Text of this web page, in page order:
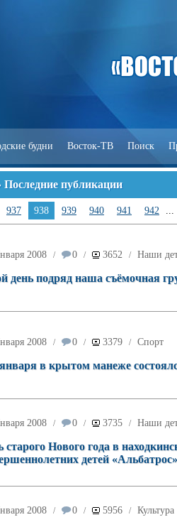
будни Восток-ТВ Поиск
Последние публикации
937 938 939 940 941 942 ...
2008 / 0 / 3652 / Наши
день подряд наша съёмочная
2008 / 0 / 3379 / Спорт
в крытом манеже
2008 / 0 / 3735 / Наши
старого Нового года в
детей
2008 / 0 / 5956 / Культура